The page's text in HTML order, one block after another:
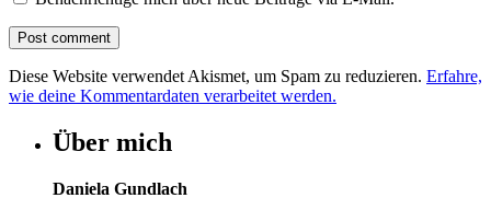
Diese Website verwendet Akismet, um Spam zu reduzieren. Erfahre,
wie deine Kommentardaten verarbeitet werden.
Über mich
Daniela Gundlach